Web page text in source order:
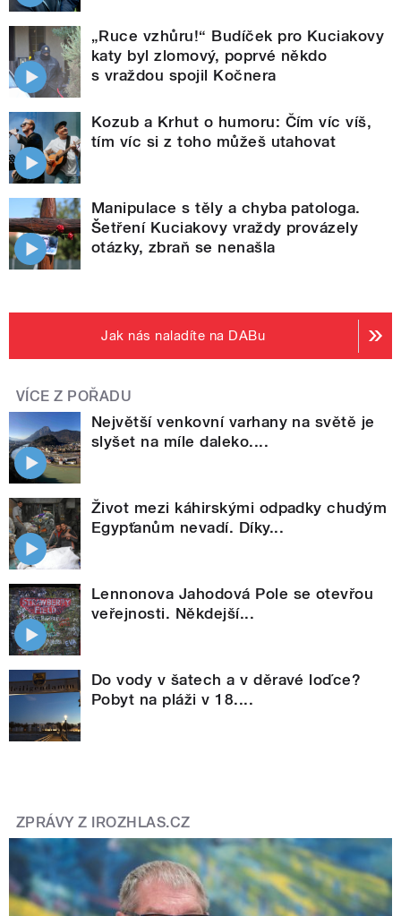
„Ruce vzhůru!“ Budíček pro Kuciakovy
katy byl zlomový, poprvé někdo
s vraždou spojil Kočnera
Kozub a Krhut o humoru: Čím víc víš,
tím víc si z toho můžeš utahovat
Manipulace s těly a chyba patologa.
Šetření Kuciakovy vraždy provázely
otázky, zbraň se nenašla
Jak nás naladíte na DABu
VÍCE Z POŘADU
Největší venkovní varhany na světě je
slyšet na míle daleko....
Život mezi káhirskými odpadky chudým
Egypťanům nevadí. Díky...
Lennonova Jahodová Pole se otevřou
veřejnosti. Někdejší...
Do vody v šatech a v děravé loďce?
Pobyt na pláži v 18....
ZPRÁVY Z IROZHLAS.CZ